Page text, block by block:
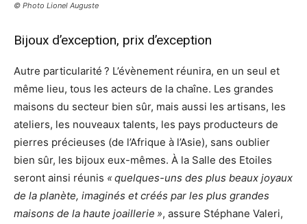
© Photo Lionel Auguste
Bijoux d’exception, prix d’exception
Autre particularité ? L’évènement réunira, en un seul et
même lieu, tous les acteurs de la chaîne. Les grandes
maisons du secteur bien sûr, mais aussi les artisans, les
ateliers, les nouveaux talents, les pays producteurs de
pierres précieuses (de l’Afrique à l’Asie), sans oublier
bien sûr, les bijoux eux-mêmes. À la Salle des Etoiles
seront ainsi réunis « quelques-uns des plus beaux joyaux
de la planète, imaginés et créés par les plus grandes
maisons de la haute joaillerie », assure Stéphane Valeri,